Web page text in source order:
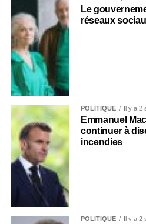
Le
réseaux
POLITIQUE Il y a 2
Emmanuel
continuer à
incendies
POLITIQUE Il y a 2